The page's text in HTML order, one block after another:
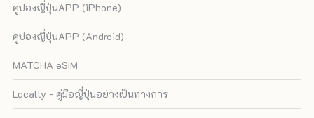
คูปองญี่ปุ่นAPP (iPhone)
คูปองญี่ปุ่นAPP (Android)
MATCHA eSIM
Locally - คู่มือญี่ปุ่นอย่างเป็นทางการ